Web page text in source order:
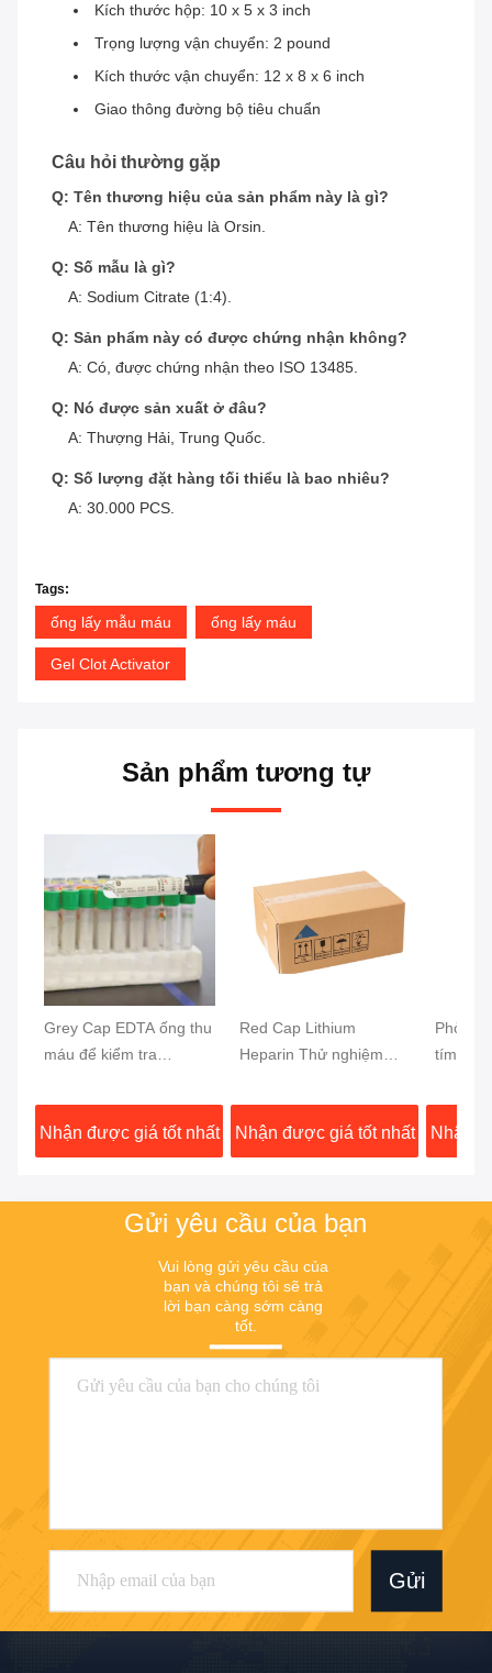
Kích thước hộp: 10 x 5 x 3 inch
Trọng lượng vận chuyển: 2 pound
Kích thước vận chuyển: 12 x 8 x 6 inch
Giao thông đường bộ tiêu chuẩn
Câu hỏi thường gặp
Q: Tên thương hiệu của sản phẩm này là gì?
A: Tên thương hiệu là Orsin.
Q: Số mẫu là gì?
A: Sodium Citrate (1:4).
Q: Sản phẩm này có được chứng nhận không?
A: Có, được chứng nhận theo ISO 13485.
Q: Nó được sản xuất ở đâu?
A: Thượng Hải, Trung Quốc.
Q: Số lượng đặt hàng tối thiểu là bao nhiêu?
A: 30.000 PCS.
Tags:
ống lấy mẫu máu ống lấy máu
Gel Clot Activator
Sản phẩm tương tự
Grey Cap EDTA ống thu
máu để kiểm tra
máu
Nhận được giá tốt nhất
Red Cap Lithium
Heparin Thử nghiệm
Activator đông máu Gel
Separator
Nhận được giá tốt nhất
Phòng
tím ống
nghiệm
Top
Nhận
Gửi yêu cầu của bạn
Vui lòng gửi yêu cầu của
bạn và chúng tôi sẽ trả
lời bạn càng sớm càng
tốt.
Gửi